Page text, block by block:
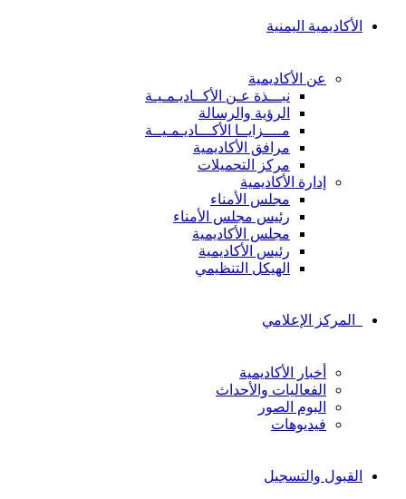
الأكاديمية اليمنية
عن الأكاديمية
نبـــذة عـن الأكــاديـمـيـة
الرؤية والرسالة
مــــزايــا الأكـــاديـمـيــة
مرافق الأكاديمية
مركز التحميلات
إدارة الأكاديمية
مجلس الأمناء
رئيس مجلس الأمناء
مجلس الأكاديمية
رئيس الأكاديمية
الهيكل التنظيمي
المركز الإعلامي
أخبار الأكاديمية
الفعاليات والأحداث
البوم الصور
فيديوهات
القبول والتسجيل